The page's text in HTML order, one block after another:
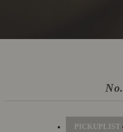
No.
PICKUPLIST